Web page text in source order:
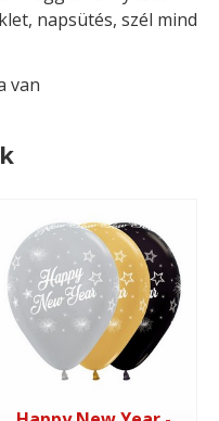
napsütés, szél mind
van